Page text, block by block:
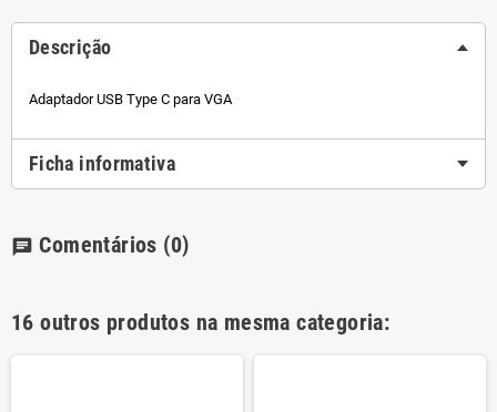
Descrição
Adaptador USB Type C para VGA
Ficha informativa
chat Comentários (0)
16 outros produtos na mesma categoria: